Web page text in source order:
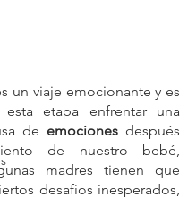
un viaje emocionante y es
etapa enfrentar una
de emociones después
de nuestro bebé,
madres tienen que
desafíos inesperados,